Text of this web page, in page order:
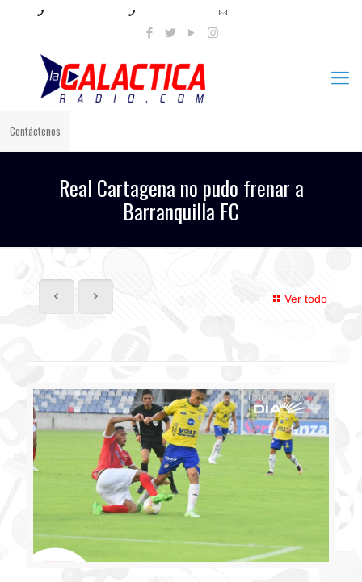
Contáctenos
Real Cartagena no pudo frenar a
Barranquilla FC
Ver todo